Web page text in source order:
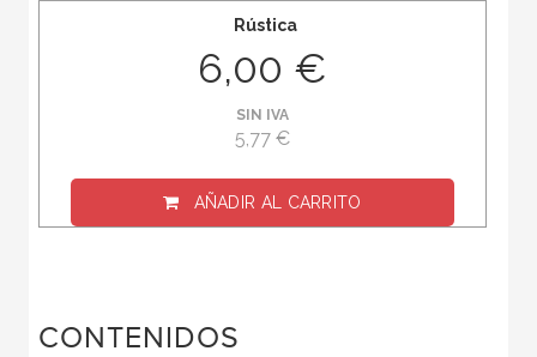
Rústica
6,00 €
SIN IVA
5,77 €
AÑADIR AL CARRITO
CONTENIDOS